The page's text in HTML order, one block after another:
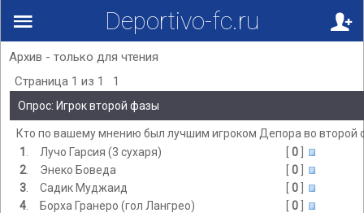
Deportivo-fc.ru
Архив - только для чтения
Страница 1 из 1 1
Опрос: Игрок второй фазы
Кто по вашему мнению был лучшим игроком Депора во второй
1
Лучо Гарсия (3 сухаря) 0]
2. Энеко Боведа 0]
3. Садик Муджаид 0]
4. Борха Гранеро (гол Лангрео) 0]